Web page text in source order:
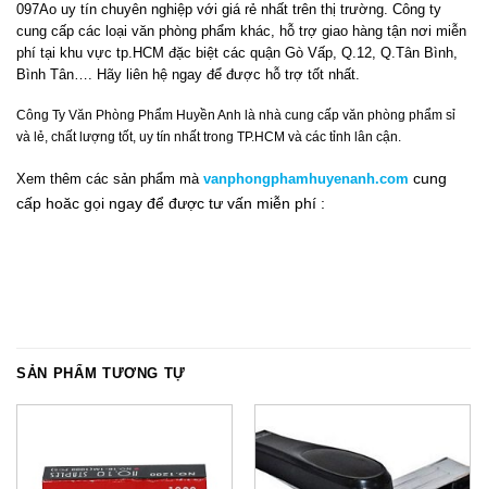
097Ao uy tín chuyên nghiệp với giá rẻ nhất trên thị trường. Công ty
cung cấp các loại văn phòng phẩm khác, hỗ trợ giao hàng tận nơi miễn
phí tại khu vực tp.HCM đặc biệt các quận Gò Vấp, Q.12, Q.Tân Bình,
Bình Tân…. Hãy liên hệ ngay để được hỗ trợ tốt nhất.
Công Ty Văn Phòng Phẩm Huyền Anh là nhà cung cấp văn phòng phẩm sỉ
và lẻ, chất lượng tốt, uy tín nhất trong TP.HCM và các tỉnh lân cận.
Xem thêm các sản phẩm mà vanphongphamhuyenanh.com cung
cấp hoăc gọi ngay để được tư vấn miễn phí :
SẢN PHẨM TƯƠNG TỰ